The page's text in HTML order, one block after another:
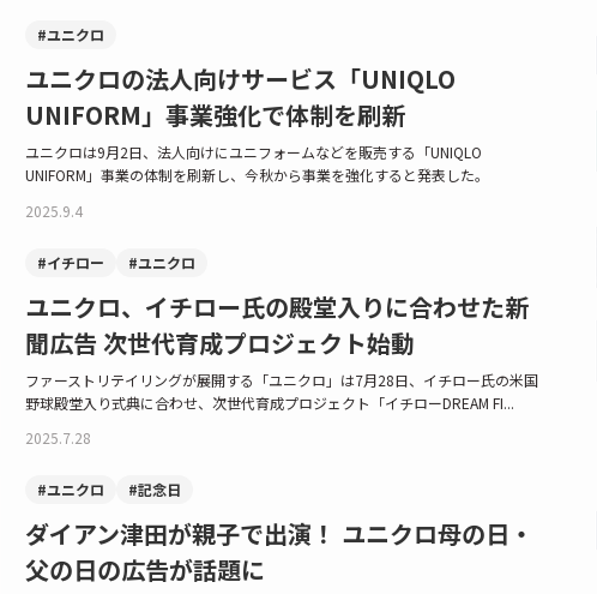
#ユニクロ
ユニクロの法人向けサービス「UNIQLO
UNIFORM」事業強化で体制を刷新
ユニクロは9月2日、法人向けにユニフォームなどを販売する「UNIQLO
UNIFORM」事業の体制を刷新し、今秋から事業を強化すると発表した。
2025.9.4
#イチロー #ユニクロ
ユニクロ、イチロー氏の殿堂入りに合わせた新
聞広告 次世代育成プロジェクト始動
ファーストリテイリングが展開する「ユニクロ」は7月28日、イチロー氏の米国
野球殿堂入り式典に合わせ、次世代育成プロジェクト「イチローDREAM FI...
2025.7.28
#ユニクロ #記念日
ダイアン津田が親子で出演！ ユニクロ母の日・
父の日の広告が話題に